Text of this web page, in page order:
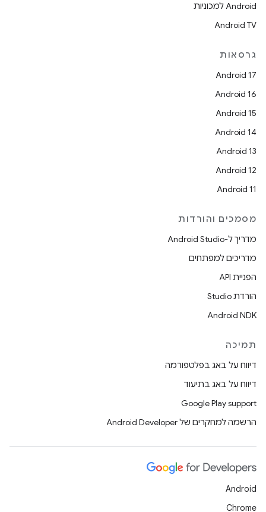
Android למכוניות
Android TV
גרסאות
Android 17
Android 16
Android 15
Android 14
Android 13
Android 12
Android 11
מסמכים והורדות
מדריך ל-Android Studio
מדריכים למפתחים
הפניית API
הורדת Studio
Android NDK
תמיכה
דיווח על באג בפלטפורמה
דיווח על באג בתיעוד
Google Play support
הרשמה למחקרים של Android Developer
Android
Chrome